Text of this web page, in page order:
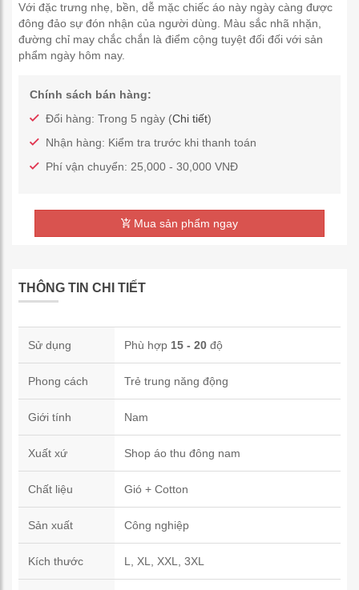
Với đặc trưng nhẹ, bền, dễ mặc chiếc áo này ngày càng được
đông đảo sự đón nhận của người dùng. Màu sắc nhã nhặn,
đường chỉ may chắc chắn là điểm cộng tuyệt đối đối với sản
phẩm ngày hôm nay.
Chính sách bán hàng:
Đổi hàng: Trong 5 ngày (Chi tiết)
Nhận hàng: Kiểm tra trước khi thanh toán
Phí vận chuyển: 25,000 - 30,000 VNĐ
Mua sản phẩm ngay
THÔNG TIN CHI TIẾT
Sử dụng Phù hợp 15 - 20 độ
Phong cách Trẻ trung năng động
Giới tính Nam
Xuất xứ Shop áo thu đông nam
Chất liệu Gió + Cotton
Sản xuất Công nghiệp
Kích thước L, XL, XXL, 3XL